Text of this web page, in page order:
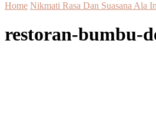
Home Nikmati Rasa Dan Suasana Ala
restoran-bumbu-